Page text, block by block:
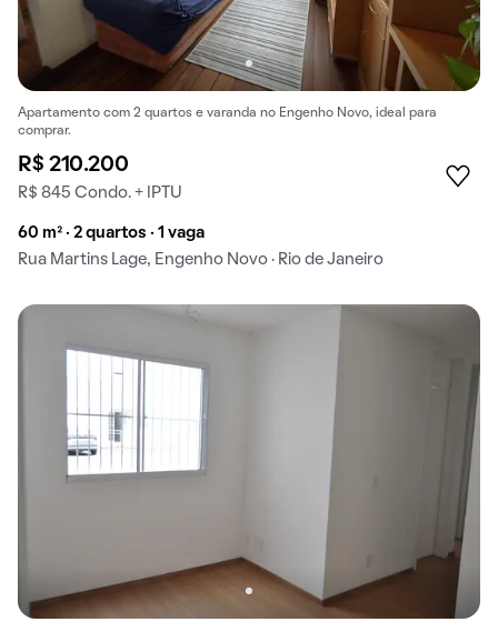
Apartamento com 2 quartos e varanda no Engenho Novo, ideal para
comprar.
R$ 210.200
R$ 845 Condo. + IPTU
60 m² · 2 quartos · 1 vaga
Rua Martins Lage, Engenho Novo · Rio de Janeiro